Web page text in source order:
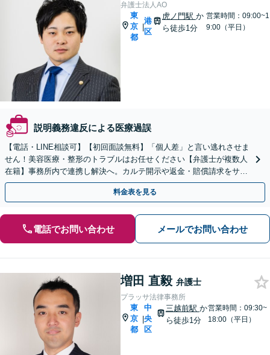
弁護士法人AO
東
京
都
|
港
区
虎ノ門駅 か
ら徒歩1分
営業時間：09:00~1
9:00（平日）
説明義務違反による医療過誤
【電話・LINE相談可】【初回面談無料】「個人差」と言い逃れさせま
せん！美容医療・整形のトラブルはお任せください【弁護士が複数人
在籍】事務所内で連携し解決へ。カルテ開示や返金・賠償請求をサポ
ートいたします【休日・夜間面談可】【虎ノ門駅1分】
料金表を見る
電話でお問い合わせ メールでお問い合わせ
増田 直毅 弁護士
プラッサ法律事務所
東
京
都
|
中
央
区
三越前駅 か
ら徒歩1分
営業時間：09:30~
18:00（平日）